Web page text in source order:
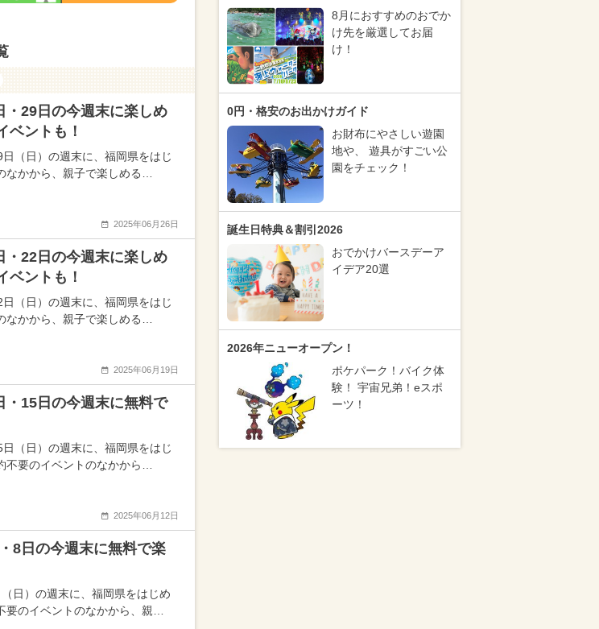
・29日の今週末に楽しめ
ントも！
（日）の週末に、福岡県をはじ
なかから、親子で楽しめる…
2025年06月26日
・22日の今週末に楽しめ
ントも！
（日）の週末に、福岡県をはじ
なかから、親子で楽しめる…
2025年06月19日
・15日の今週末に無料で
（日）の週末に、福岡県をはじ
不要のイベントのなかから…
2025年06月12日
8日の今週末に無料で楽
日）の週末に、福岡県をはじめ
要のイベントのなかから、親…
8月におすすめのおでか
け先を厳選してお届
け！
0円・格安のお出かけガイド
お財布にやさしい遊園
地や、 遊具がすごい公
園をチェック！
誕生日特典＆割引2026
おでかけバースデーア
イデア20選
2026年ニューオープン！
ポケパーク！バイク体
験！ 宇宙兄弟！eスポ
ーツ！